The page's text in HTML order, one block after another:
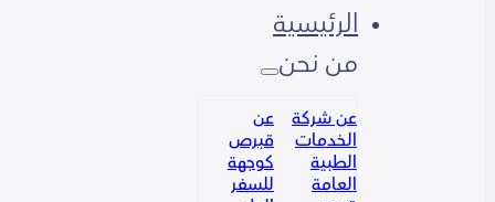
الرئيسية
من نحن
عن شركة
الخدمات
الطبية
العامة
عن
قبرص
كوجهة
للسفر